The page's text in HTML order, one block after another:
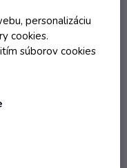
personalizáciu
cookies.
súborov cookies